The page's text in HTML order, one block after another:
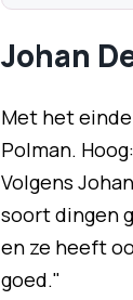
Johan
Met het
Polman.
Volgens
soort dingen
en ze heeft
goed."